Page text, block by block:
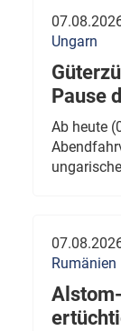
Ungarn
Pause
Ab heute
Rumänien